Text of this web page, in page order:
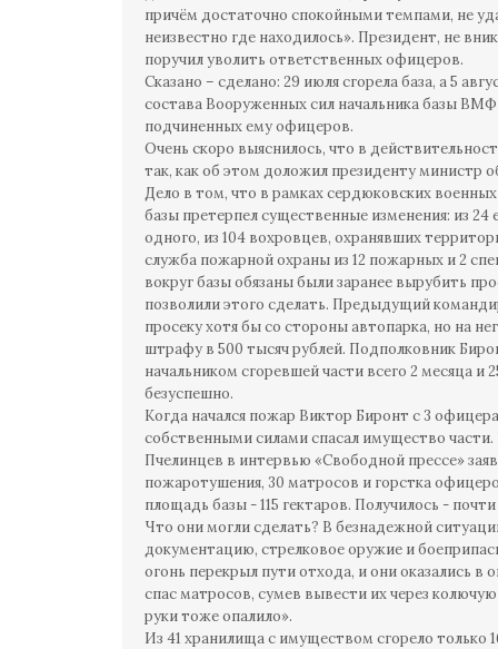
причём достаточно спокойными темпами, не
неизвестно где находилось». Президент, не
поручил уволить ответственных офицеров.
Сказано – сделано: 29 июля сгорела база, а 5
состава Вооруженных сил начальника базы
подчиненных ему офицеров.
Очень скоро выяснилось, что в
так, как об этом доложил президенту министр
Дело в том, что в рамках сердюковских
базы претерпел существенные изменения: из
одного, из 104 вохровцев, охранявших
служба пожарной охраны из 12 пожарных и 2
вокруг базы обязаны были заранее вырубить
позволили этого сделать. Предыдущий
просеку хотя бы со стороны автопарка, но на
штрафу в 500 тысяч рублей. Подполковник
начальником сгоревшей части всего 2 месяца
безуспешно.
Когда начался пожар Виктор Биронт с 3
собственными силами спасал имущество части.
Пчелинцев в интервью «Свободной прессе»
пожаротушения, 30 матросов и горстка
площадь базы - 115 гектаров. Получилось -
Что они могли сделать? В безнадежной
документацию, стрелковое оружие и
огонь перекрыл пути отхода, и они оказались
спас матросов, сумев вывести их через
руки тоже опалило».
Из 41 хранилища с имуществом сгорело только